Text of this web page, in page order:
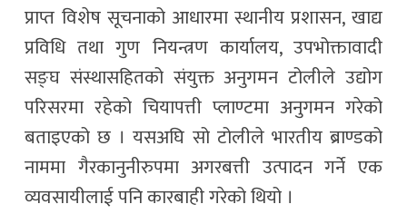
प्राप्त विशेष सूचनाको आधारमा स्थानीय प्रशासन, खाद्य
प्रविधि तथा गुण नियन्त्रण कार्यालय, उपभोक्तावादी
सङ्घ संस्थासहितको संयुक्त अनुगमन टोलीले उद्योग
परिसरमा रहेको चियापत्ती प्लाण्टमा अनुगमन गरेको
बताइएको छ । यसअघि सो टोलीले भारतीय ब्राण्डको
नाममा गैरकानुनीरुपमा अगरबत्ती उत्पादन गर्ने एक
व्यवसायीलाई पनि कारबाही गरेको थियो ।